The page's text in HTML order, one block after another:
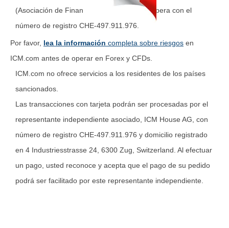
(Asociación de Financieros Románicos) y opera con el
número de registro CHE-497.911.976.
Por favor, lea la información completa sobre riesgos en
ICM.com antes de operar en Forex y CFDs.
ICM.com no ofrece servicios a los residentes de los países
sancionados.
Las transacciones con tarjeta podrán ser procesadas por el
representante independiente asociado, ICM House AG, con
número de registro CHE-497.911.976 y domicilio registrado
en 4 Industriesstrasse 24, 6300 Zug, Switzerland. Al efectuar
un pago, usted reconoce y acepta que el pago de su pedido
podrá ser facilitado por este representante independiente.